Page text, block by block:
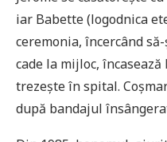
iar Babette (logodnica
ceremonia, încercând
cade la mijloc,
trezește în spital.
după bandajul